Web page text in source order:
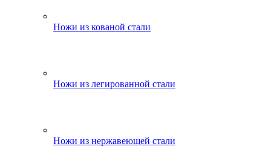
Ножи из кованой стали
Ножи из легированной стали
Ножи из нержавеющей стали